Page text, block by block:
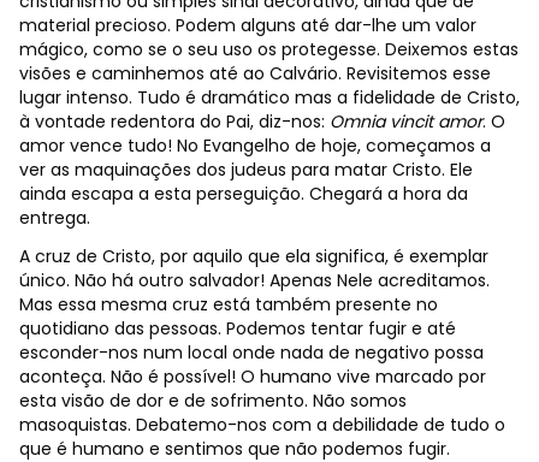
material precioso. Podem alguns até dar-lhe um valor
mágico, como se o seu uso os protegesse. Deixemos estas
visões e caminhemos até ao Calvário. Revisitemos esse
lugar intenso. Tudo é dramático mas a fidelidade de Cristo,
à vontade redentora do Pai, diz-nos: Omnia vincit amor. O
amor vence tudo! No Evangelho de hoje, começamos a
ver as maquinações dos judeus para matar Cristo. Ele
ainda escapa a esta perseguição. Chegará a hora da
entrega.
A cruz de Cristo, por aquilo que ela significa, é exemplar
único. Não há outro salvador! Apenas Nele acreditamos.
Mas essa mesma cruz está também presente no
quotidiano das pessoas. Podemos tentar fugir e até
esconder-nos num local onde nada de negativo possa
aconteça. Não é possível! O humano vive marcado por
esta visão de dor e de sofrimento. Não somos
masoquistas. Debatemo-nos com a debilidade de tudo o
que é humano e sentimos que não podemos fugir.